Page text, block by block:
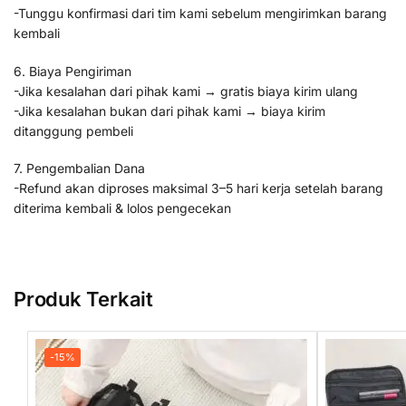
-Tunggu konfirmasi dari tim kami sebelum mengirimkan barang
kembali
6. Biaya Pengiriman
-Jika kesalahan dari pihak kami → gratis biaya kirim ulang
-Jika kesalahan bukan dari pihak kami → biaya kirim
ditanggung pembeli
7. Pengembalian Dana
-Refund akan diproses maksimal 3–5 hari kerja setelah barang
diterima kembali & lolos pengecekan
Produk Terkait
-15%